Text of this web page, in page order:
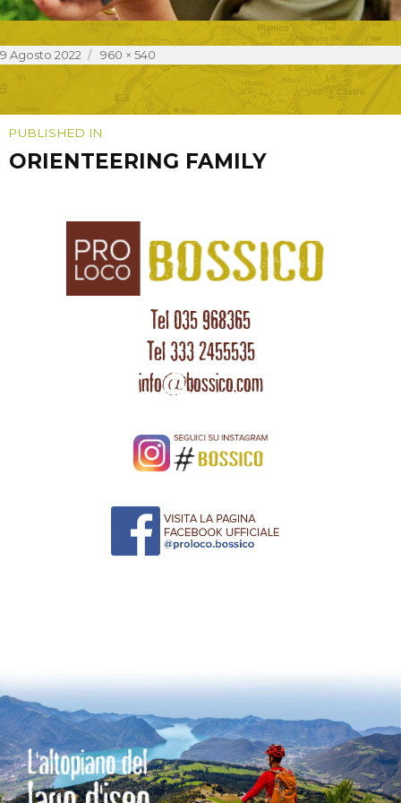
Posted
9 Agosto 2022
Full
960 × 540
Navigazione
articoli
PUBLISHED IN
ORIENTEERING FAMILY
Tel 035 968365
Tel 333 2455535
info@bossico.com